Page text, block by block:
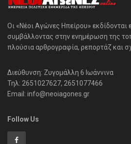
Οι «Νέοι Αγώνες Ηπείρου»
συμβάλλοντας στην ενημέρωση της
πλούσια αρθρογραφία, ρεπορτάζ και
Διεύθυνση: Ζυγομάλλη 6 Ιωάννινα
Τηλ: 2651027627, 2651077466
Email: info@neoiagones.gr
Follow Us